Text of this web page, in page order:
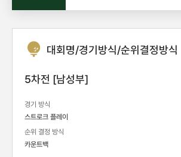
대회명/경기방식/순위결정방식
5차전 [남성부]
경기 방식
스트로크 플레이
순위 결정 방식
카운트백